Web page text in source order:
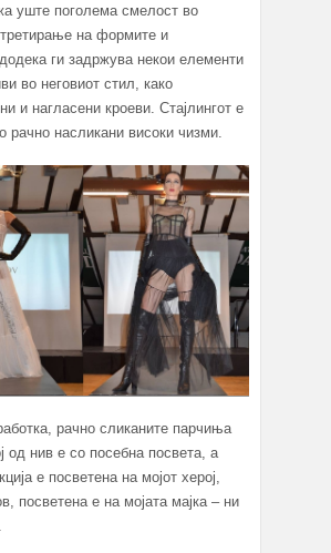
уште поголема смелост во
на формите и
ги задржува некои елементи
во неговиот стил, како
и нагласени кроеви. Стајлингот е
рачно насликани високи чизми.
рачно сликаните парчиња
од нив е со посебна посвета, а
е посветена на мојот херој,
посветена е на мојата мајка – ни